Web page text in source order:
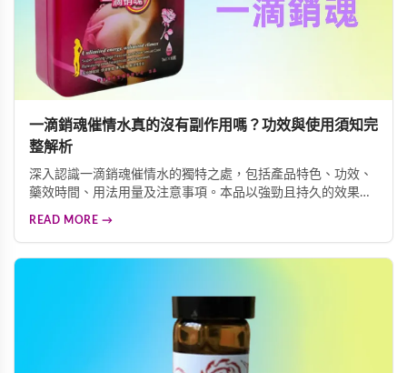
一滴銷魂催情水真的沒有副作用嗎？功效與使用須知完
整解析
深入認識一滴銷魂催情水的獨特之處，包括產品特色、功效、
藥效時間、用法用量及注意事項。本品以強勁且持久的效果著
務必遵循說明，確保身心健康。
READ MORE →